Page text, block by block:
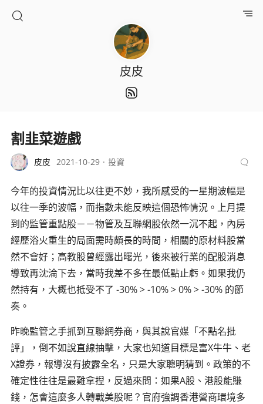
皮皮
割韭菜遊戲
皮皮 2021-10-29 投資
今年的投資情況比以往更不妙，我所感受的一星期波幅是
以往一季的波幅，而指數未能反映這個恐怖情況。上月提
到的監管重點股－－物管及互聯網股依然一沉不起，內房
經歷浴火重生的局面需時頗長的時間，相關的原材料股當
然不會好；高教股曾經露出曙光，後來被行業的配股消息
導致再沈淪下去，當時我差不多在最低點止虧。如果我仍
然持有，大概也抵受不了 -30% > -10% > 0% > -30% 的節
奏。
昨晚監管之手抓到互聯網券商，與其說官媒「不點名批
評」，倒不如說直線抽擊，大家也知道目標是富X牛牛、老
X證券，報導沒有披露全名，只是大家聰明猜到。政策的不
確定性往往是最難拿揑，反過來問：如果A股、港股能賺
錢，怎會這麼多人轉戰美股呢？官府強調香港營商環境多